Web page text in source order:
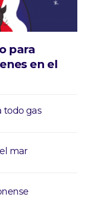
para
en el
todo gas
mar